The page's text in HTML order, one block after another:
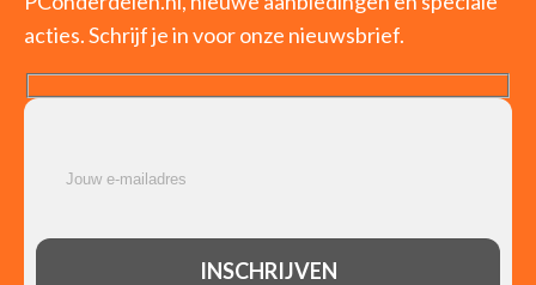
acties. Schrijf je in voor onze nieuwsbrief.